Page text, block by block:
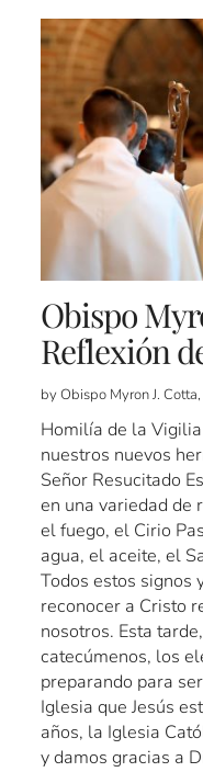
Obispo
Reflexión
by Obispo Myron J.
Homilía de la
nuestros nuevos
Señor Resucitado
en una variedad de
el fuego, el Cirio
agua, el aceite, el
Todos estos signos
reconocer a Cristo
nosotros. Esta
catecúmenos, los
preparando para
Iglesia que Jesús
años, la Iglesia
y damos gracias a